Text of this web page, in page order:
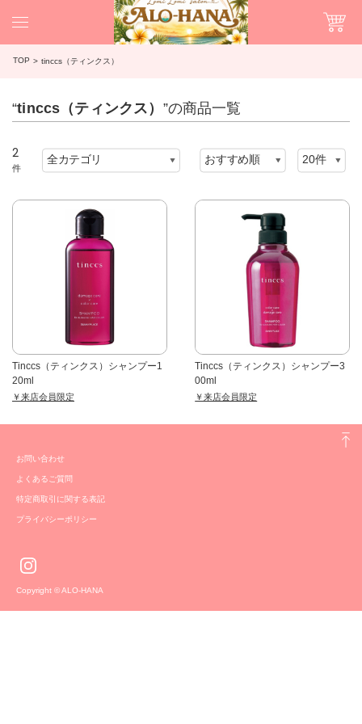
TOP tinccs（ティンクス）
“tinccs（ティンクス） ”の商品一覧
2
件
Tinccs（ティンクス）シャンプー1
20ml
￥来店会員限定
Tinccs（ティンクス）シャンプー3
00ml
￥来店会員限定
お問い合わせ
よくあるご質問
特定商取引に関する表記
プライバシーポリシー
Copyright © ALO-HANA